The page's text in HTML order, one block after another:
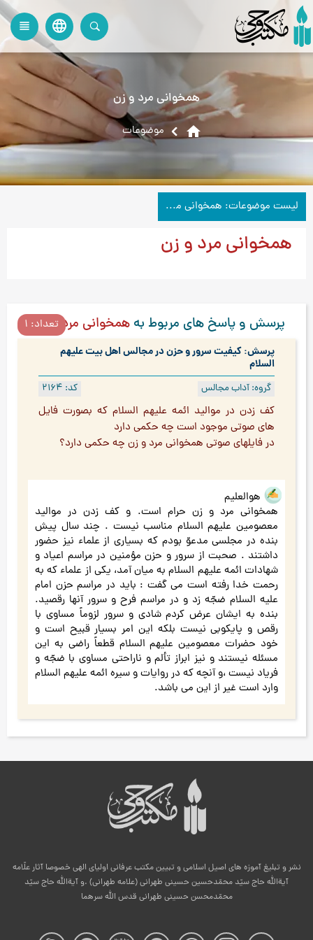
language
view_headline
همخوانی مرد و زن
home موضوعات
لیست موضوعات: همخوانی مرد و زن
همخوانی مرد و زن
پرسش و پاسخ های مربوط به همخوانی مرد و زن
تعداد: 1
پرسش: کیفیت سرور و حزن در مجالس اهل بیت علیهم
السلام
کد: 2164 گروه: آداب مجالس
كف زدن در مواليد ائمه علیهم السلام كه بصورت فايل
هاي صوتي موجود است چه حكمي دارد
در فايلهاي صوتي همخواني مرد و زن چه حكمي دارد؟
هوالعلیم
همخوانی مرد و زن حرام است. و کف زدن در موالید
معصومین علیهم السلام مناسب نیست . چند سال پیش
بنده در مجلسی مدعوّ بودم که بسیاری از علماء نیز حضور
داشتند . صحبت از سرور و حزن مؤمنین در مراسم اعیاد و
شهادات ائمه علیهم السلام به میان آمد، یکی از علماء که به
رحمت خدا رفته است می گفت : باید در مراسم حزن امام
علیه السلام ضجّه زد و در مراسم فرح و سرور آنها رقصید.
بنده به ایشان عرض کردم شادی و سرور لزوماً مساوی با
رقص و پایکوبی نیست بلکه این امر بسیار قبیح است و
خود حضرات معصومین علیهم السلام قطعاً راضی به این
مسئله نیستند و نیز ابراز تألم و ناراحتی مساوی با ضجّه و
فریاد نیست ،و آنچه که در روایات و سیره ائمه علیهم السلام
وارد است غیر از این می باشد.
نشر و تبلیغ آموزه های اصیل اسلامی و تبیین مکتب عرفانی اولیای الهی خصوصا آثار علّامه
آیةالله حاج سیّد محمّدحسین حسینی طهرانی (علامه طهرانی) .و آیةالله حاج سیّد
محمّدمحسن حسینی طهرانی قدس الله سرهما